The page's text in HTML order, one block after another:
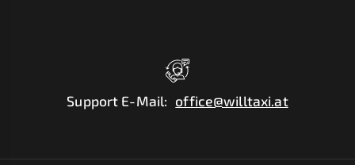
Support E-Mail: office@willtaxi.at